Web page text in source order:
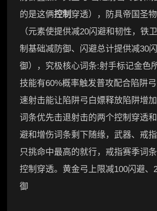
的是这俩控制 穿透），防具帝国圣
（元素使提供减20闪避和韧性，铁
制基础减防御、闪避总计提供减30
御），究极核心词条:射手标记金色
技能有60%概率触发普攻配合陷阱
速射击能让陷阱弓白嫖释放陷阱增
词条优先击退射击的两个控制穿透
避和增伤词条剩下随缘，武器、戒
只挑命中最高的就行，戒指赛季词
控制穿透。黄金弓上限减100闪避、
御